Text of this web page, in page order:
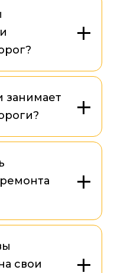
занимает
свои